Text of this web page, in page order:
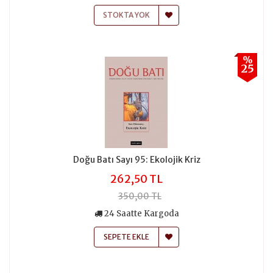
STOKTA YOK
%
25
Doğu Batı Sayı 95: Ekolojik Kriz
262,50 TL
350,00 TL
24 Saatte Kargoda
SEPETE EKLE